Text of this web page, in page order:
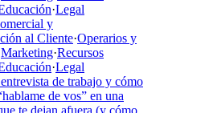
·Legal
y
al Cliente·Operarios y
Marketing·Recursos
·Legal
de trabajo y cómo
de vos” en una